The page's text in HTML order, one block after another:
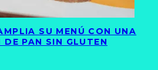
SU MENÚ CON UNA
DE PAN SIN GLUTEN